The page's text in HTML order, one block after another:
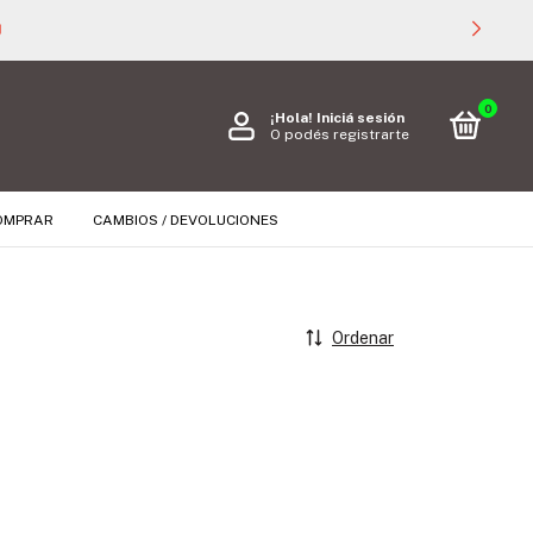
¡Hola! Iniciá sesión
O podés registrarte
0
CAMBIOS / DEVOLUCIONES
Ordenar